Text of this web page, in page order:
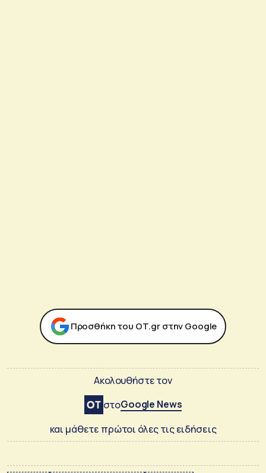
Προσθήκη του ΟΤ.gr στην Google
Ακολουθήστε τον
στοGoogle News
και μάθετε πρώτοι όλες τις ειδήσεις